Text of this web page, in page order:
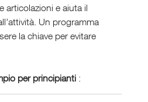
articolazioni e aiuta il
Un programma
la chiave per evitare
per principianti :